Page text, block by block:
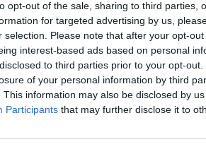
opt-out of the sale, sharing to third parties,
for targeted advertising by us,
selection. Please note that after your opt-
interest-based ads based on personal
to third parties prior to your opt-
of your personal information by third
This information may also be disclosed by
Participants that may further disclose it to
kasdien
Žinios
00:00:25
rinktinė skaičiuoja
gynėją Danis Alves
Publikos